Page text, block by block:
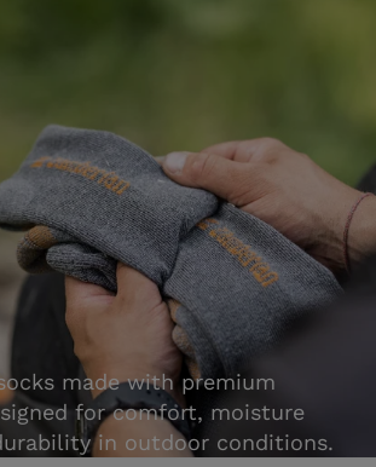
made with premium
for comfort, moisture
in outdoor conditions.